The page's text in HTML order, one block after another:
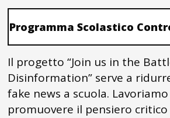
Programma Scolastico
Il progetto “Join us in the
Disinformation” serve a
fake news a scuola.
promuovere il pensiero